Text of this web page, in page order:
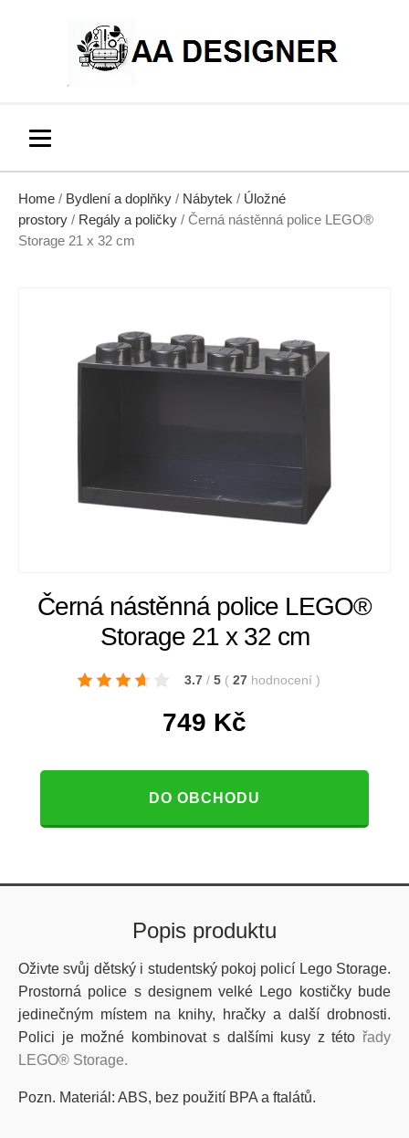
Home / Bydlení a doplňky / Nábytek / Úložné
prostory / Regály a poličky / Černá nástěnná police LEGO®
Storage 21 x 32 cm
Černá nástěnná police LEGO®
Storage 21 x 32 cm
3.7 / 5 ( 27 hodnocení )
749 Kč
DO OBCHODU
Popis produktu
Oživte svůj dětský i studentský pokoj policí Lego Storage.
Prostorná police s designem velké Lego kostičky bude
jedinečným místem na knihy, hračky a další drobnosti.
Polici je možné kombinovat s dalšími kusy z této řady
LEGO® Storage.
Pozn. Materiál: ABS, bez použití BPA a ftalátů.